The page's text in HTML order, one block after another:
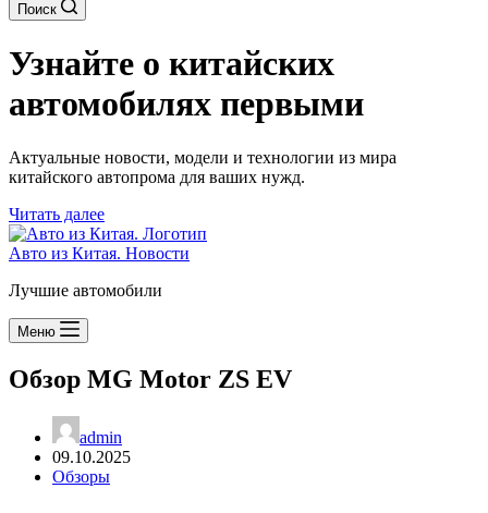
Поиск
Узнайте о китайских
автомобилях первыми
Актуальные новости, модели и технологии из мира
китайского автопрома для ваших нужд.
Читать далее
Авто из Китая. Новости
Лучшие автомобили
Меню
Обзор MG Motor ZS EV
admin
09.10.2025
Обзоры